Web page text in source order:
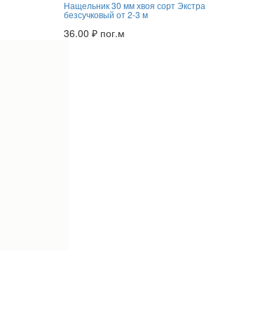
Нащельник 30 мм хвоя сорт Экстра
безсучковый от 2-3 м
36.00 ₽ пог.м